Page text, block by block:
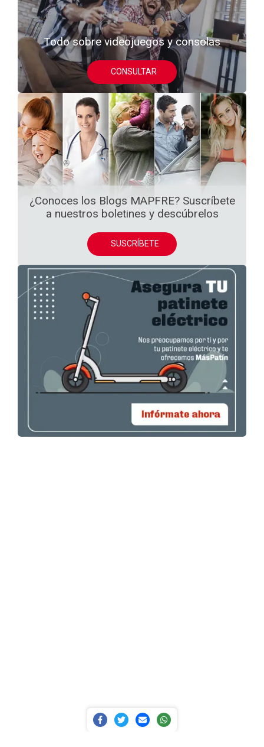
Todo sobre videojuegos y consolas
CONSULTAR
¿Conoces los Blogs MAPFRE? Suscríbete
a nuestros boletines y descúbrelos
SUSCRÍBETE